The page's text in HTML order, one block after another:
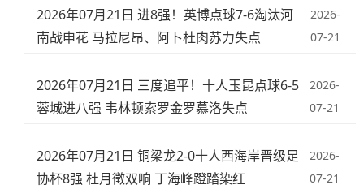
2026年07月21日 进8强！英博点球7-6淘汰河
南战申花 马拉尼昂、阿卜杜肉苏力失点
2026-
07-21
2026年07月21日 三度追平！十人玉昆点球6-5
蓉城进八强 韦林顿索罗金罗慕洛失点
2026-
07-21
2026年07月21日 铜梁龙2-0十人西海岸晋级足
协杯8强 杜月徵双响 丁海峰蹬踏染红
2026-
07-21